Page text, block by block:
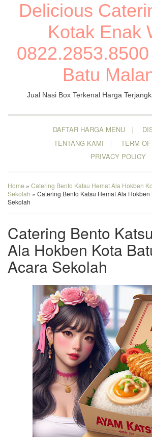
Delicious
Kotak Enak
Batu
Jual Nasi Box Terkenal Harga
DAFTAR HARGA MENU
TENTANG KAMI
TERM
PRIVACY POLICY
Home » Catering Bento Katsu Hemat Ala Hokben
Sekolah » Catering Bento Katsu Hemat Ala
Sekolah
Catering Bento
Ala Hokben Kota
Acara Sekolah